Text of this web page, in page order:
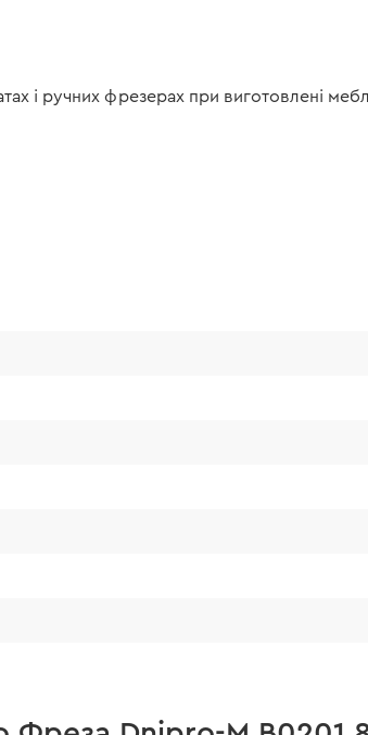
і ручних фрезерах при виготовлені